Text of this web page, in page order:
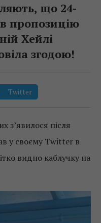
що 24-
пропозицію
Хейлі
згодою!
Twitter
з’явилося після
у своєму Twitter в
видно каблучку на